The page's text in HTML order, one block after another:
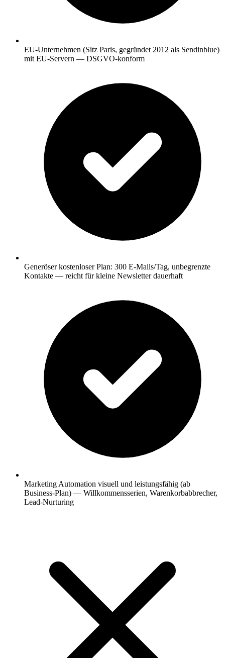
EU-Unternehmen (Sitz Paris, gegründet 2012 als Sendinblue)
mit EU-Servern — DSGVO-konform
Generöser kostenloser Plan: 300 E-Mails/Tag, unbegrenzte
Kontakte — reicht für kleine Newsletter dauerhaft
Marketing Automation visuell und leistungsfähig (ab
Business-Plan) — Willkommensserien, Warenkorbabbrecher,
Lead-Nurturing